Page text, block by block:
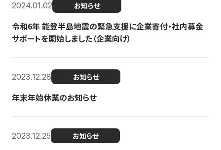
2024.01.02 お知らせ
令和6年 能登半島地震の緊急支援に企業寄付・社内募金
サポートを開始しました（企業向け）
2023.12.28 お知らせ
年末年始休業のお知らせ
2023.12.25 お知らせ